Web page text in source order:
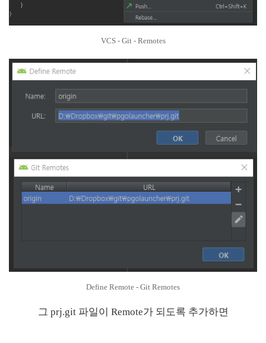
VCS - Git - Remotes
Define Remote - Git Remotes
그 prj.git 파일이 Remote가 되도록 추가하면